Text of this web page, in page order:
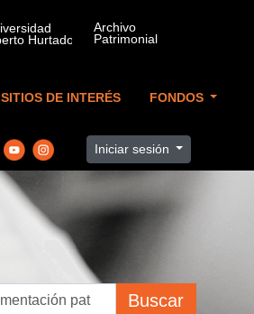
SITIOS DE INTERÉS FONDOS
Iniciar sesión
Buscar